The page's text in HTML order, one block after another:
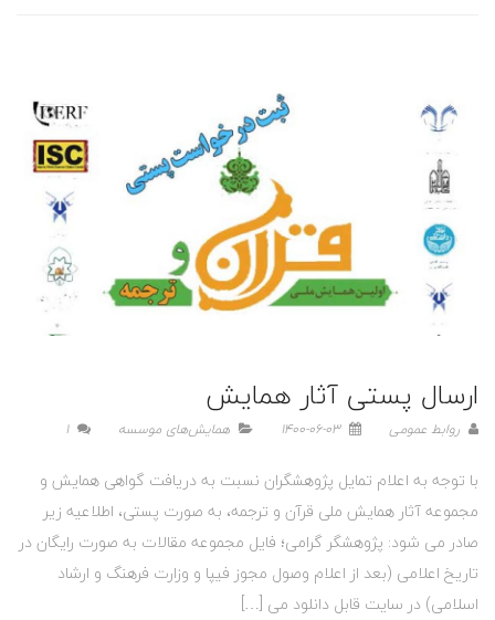
ارسال پستی آثار همایش
روابط عمومی 1400-06-03 همایش‌های موسسه 1
با توجه به اعلام تمایل پژوهشگران نسبت به دریافت گواهی همایش و
مجموعه آثار همایش ملی قرآن و ترجمه، به صورت پستی، اطلاعیه زیر
صادر می شود: پژوهشگر گرامی؛ فایل مجموعه مقالات به صورت رایگان در
تاریخ اعلامی (بعد از اعلام وصول مجوز فیپا و وزارت فرهنگ و ارشاد
اسلامی) در سایت قابل دانلود می […]